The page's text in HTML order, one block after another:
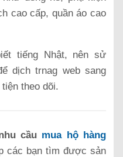
cao cấp, quần áo cao
tiếng Nhật, nên sử
dịch trnag web sang
theo dõi.
cầu mua hộ hàng
các bạn tìm được sản